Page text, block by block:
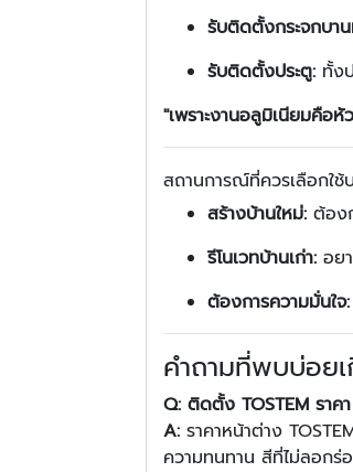
รับติดตั้งกระจกบา
รับติดตั้งประตู: ทั้ง
"เพราะงานอลูมิเนียมคือ
สถานการณ์ที่ควรเลือกใ
สร้างบ้านใหม่: ต้อง
รีโนเวทบ้านเก่า: อย
ต้องการความมั่นใจ:
คำถามที่พบบ่อย
Q: ติดตั้ง TOSTEM ราค
A: ราคาหน้าต่าง
ความทนทาน สีที่ไม่ลอกร่